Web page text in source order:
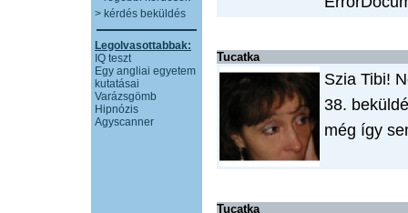
> kérdés beküldés
Legolvasottabbak:
IQ teszt
Egy angliai egyetem
kutatásai
Varázsgömb
Hipnózis
Agyscanner
Tucatka
Szia Tibi!
38.
még így
Tucatka